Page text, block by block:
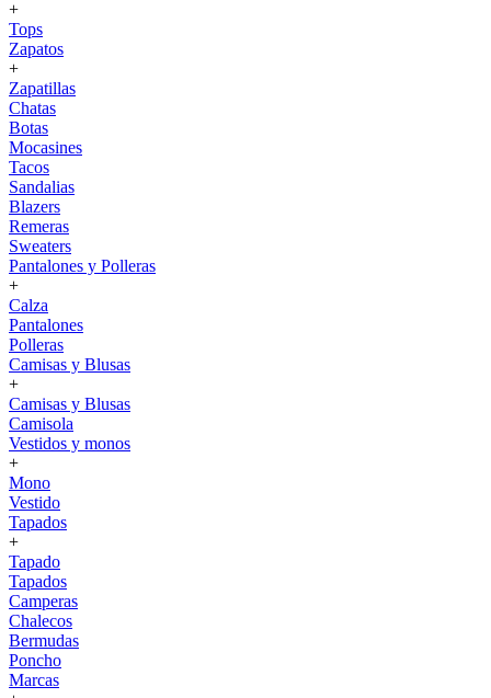
+
Tops
Zapatos
+
Zapatillas
Chatas
Botas
Mocasines
Tacos
Sandalias
Blazers
Remeras
Sweaters
Pantalones y Polleras
+
Calza
Pantalones
Polleras
Camisas y Blusas
+
Camisas y Blusas
Camisola
Vestidos y monos
+
Mono
Vestido
Tapados
+
Tapado
Tapados
Camperas
Chalecos
Bermudas
Poncho
Marcas